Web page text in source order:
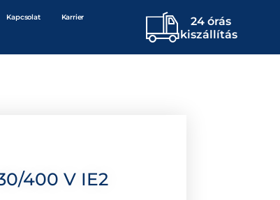
Kapcsolat Karrier
24 órás
kiszállítás
400 V IE2